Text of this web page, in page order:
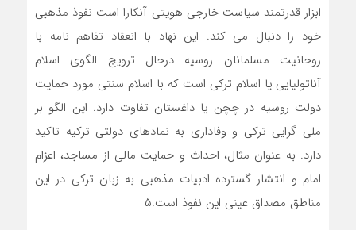
ابزار قدرتمند سیاست خارجی هویتی آنکارا است نفوذ مذهبی
خود را دنبال می کند. این نهاد با انعقاد تفاهم نامه با
روحانیت مسلمانان روسیه درحال ترویج الگوی اسلام
آناتولیایی یا اسلام ترکی است که با اسلام سنتی مورد حمایت
دولت روسیه در چچن یا داغستان تفاوت دارد. این الگو بر
ملی گرایی ترکی و وفاداری به نمادهای دولتی ترکیه تاکید
دارد. به عنوان مثال، احداث و حمایت مالی از مساجد، اعزام
امام و انتشار گسترده ادبیات مذهبی به زبان ترکی در این
مناطق مصداق عینی این نفوذ است.۵